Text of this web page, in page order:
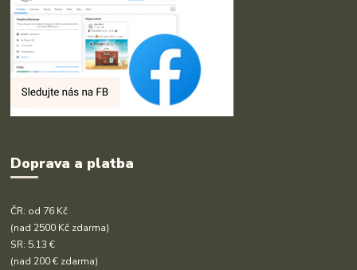
Doprava a platba
ČR: od 76 Kč
(nad 2500 Kč zdarma)
SR: 5.13 €
(nad 200 € zdarma)